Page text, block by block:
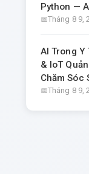
Python —
Tháng 8 9,
AI Trong Y
& IoT
Chăm Sóc
Tháng 8 9,